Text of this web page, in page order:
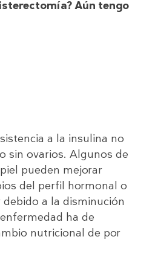
Aún tengo
a la insulina no
sin ovarios. Algunos de
pueden mejorar
del perfil hormonal o
a la disminución
ha de
nutricional de por